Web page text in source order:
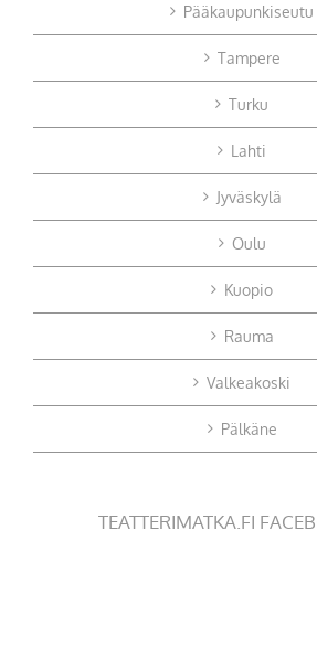
Pääkaupunkiseutu
Tampere
Turku
Lahti
Jyväskylä
Oulu
Kuopio
Rauma
Valkeakoski
Pälkäne
TEATTERIMATKA.FI